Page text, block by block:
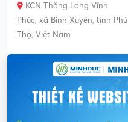
KCN Thăng Long Vĩnh
Phúc, xã Bình Xuyên, tỉnh Phú
Thọ, Việt Nam